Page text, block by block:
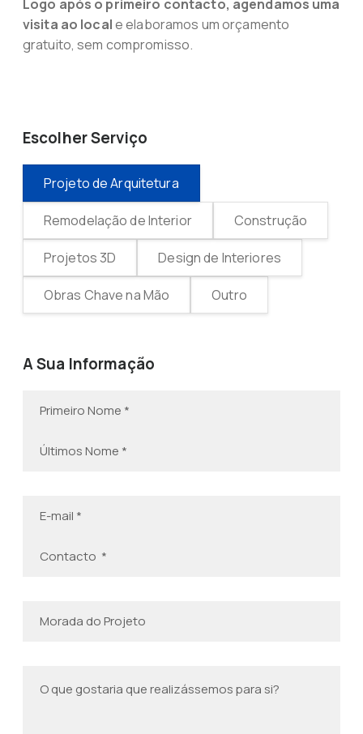
Logo após o primeiro contacto, agendamos uma
visita ao locale elaboramos um orçamento
gratuito, sem compromisso.
Escolher Serviço
Projeto de Arquitetura
Remodelação de Interior Construção
Projetos 3D Design de Interiores
Obras Chave na Mão Outro
A Sua Informação